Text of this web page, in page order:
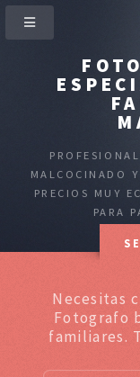
MALCOCINADO
PRECIOS MUY
PARA
Necesitas
Fotografo
familiares.